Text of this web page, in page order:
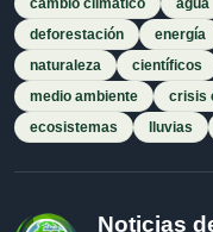
deforestación
energía
naturaleza
científicos
medio ambiente
crisis
ecosistemas
lluvias
Noticias